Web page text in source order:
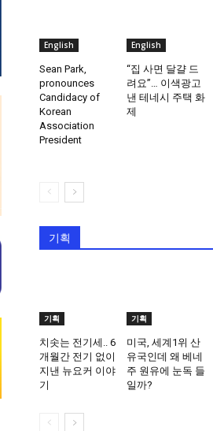
English
Sean Park,
pronounces
Candidacy of
Korean
Association
President
English
“집 사면 달걀 드
려요”… 이색광고
낸 테네시 주택 화
제
기획
기획
치솟는 전기세.. 6
개월간 전기 없이
지낸 뉴요커 이야
기
기획
미국, 세계1위 산
유국인데 왜 베네
주 원유에 눈독 들
일까?